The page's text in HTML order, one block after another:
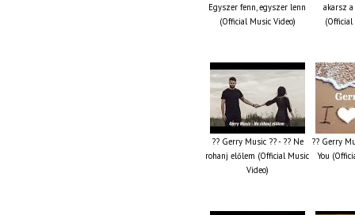
Egyszer fenn, egyszer lenn
(Official Music Video)
akarsz
(Official
?? Gerry Music ?? - ?? Ne
rohanj előlem (Official Music
Video)
?? Gerry
You